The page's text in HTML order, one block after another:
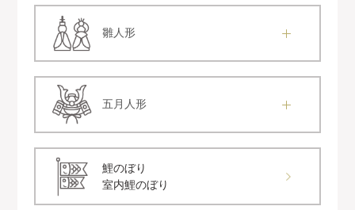
雛人形
五月人形
鯉のぼり
室内鯉のぼり